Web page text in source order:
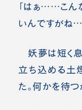
「はぁ……こん
いんですがね
妖夢は短く息
立ち込める土
た。何かを待つ